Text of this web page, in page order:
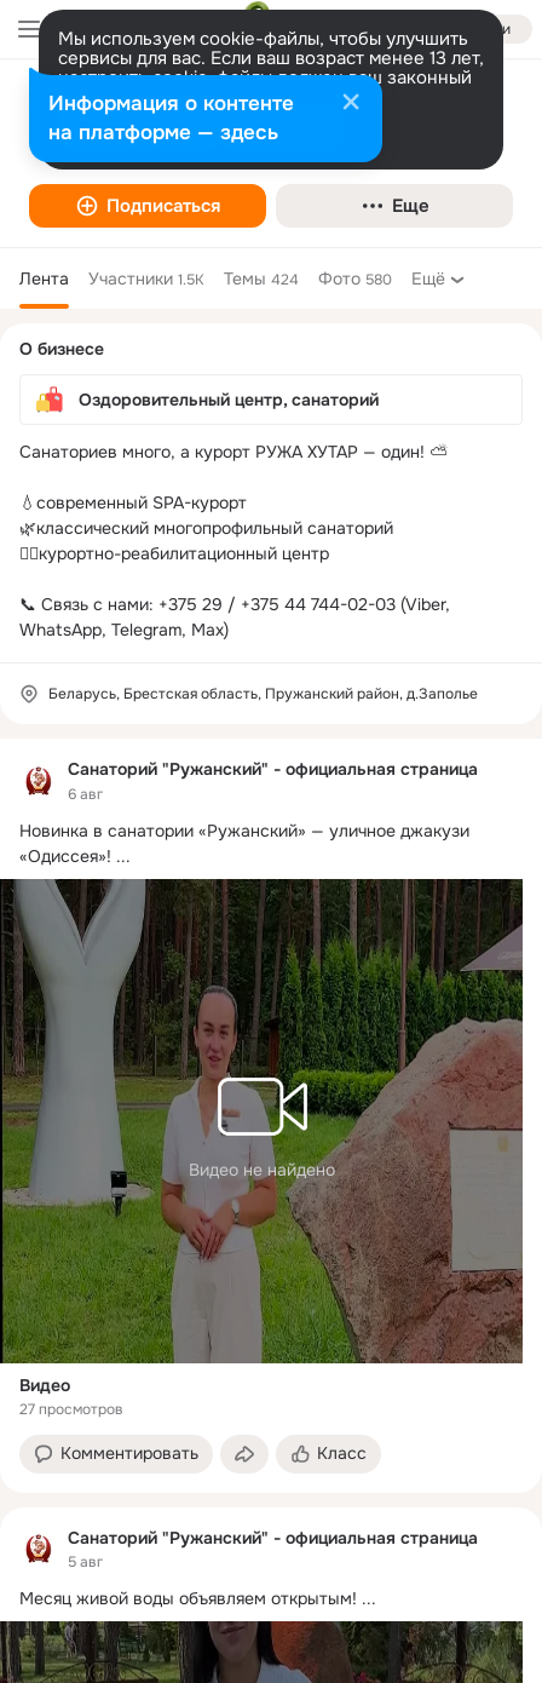
Войти
Мы используем cookie-файлы, чтобы улучшить
сервисы для вас. Если ваш возраст менее 13 лет,
настроить cookie-файлы должен ваш законный
представитель. Больше информации
Разрешить все Настроить
Санаторий "Ружанский" - официальная
страница
Оздоровительный центр, санаторий
Подписаться Еще
Лента Участники 1.5K Темы 424 Фото 580 Ещё
Санаторий "Ружанский" - официальная страница
6 авг
Новинка в санатории «Ружанский» — уличное джакузи
«Одиссея»! ...
Видео не найдено
Видео
27 просмотров
Комментировать Класс
Санаторий "Ружанский" - официальная страница
5 авг
Месяц живой воды объявляем открытым! ...
колонка
О бизнесе
Оздоровительный центр, санаторий
Санаториев много, а курорт РУЖА ХУТАР — один! ⛅
💧современный SPA-курорт
🌿классический многопрофильный санаторий
🧑‍⚕️курортно-реабилитационный центр
📞 Связь с нами: +375 29 / +375 44 744-02-03 (Viber,
WhatsApp, Telegram, Мах)
Беларусь, Брестская область, Пружанский район, д.Заполье
Информация о контенте
на платформе — здесь